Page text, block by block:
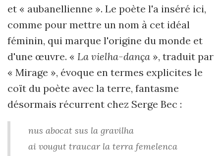
et « aubanellienne ». Le poète l'a inséré ici,
comme pour mettre un nom à cet idéal
féminin, qui marque l'origine du monde et
d'une œuvre. « La vielha-dança », traduit par
« Mirage », évoque en termes explicites le
coït du poète avec la terre, fantasme
désormais récurrent chez Serge Bec :
nus abocat sus la gravilha
ai vougut traucar la terra femelenca